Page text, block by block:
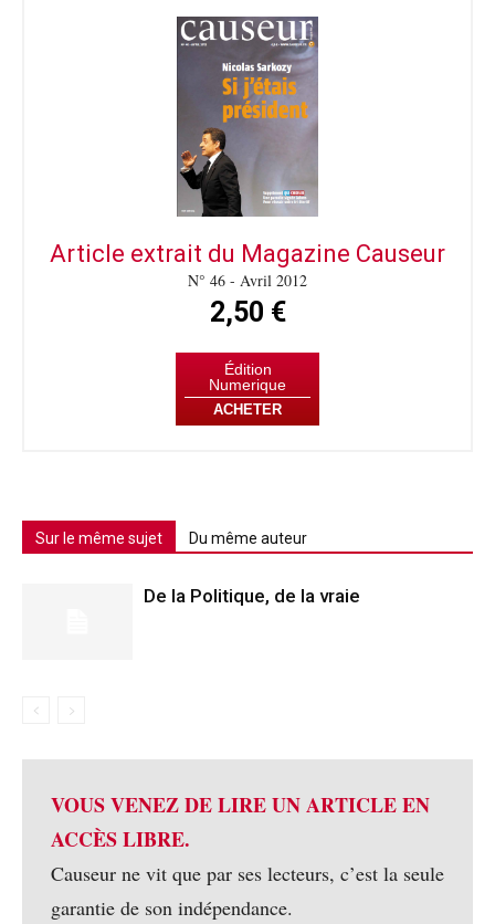
Article extrait du Magazine Causeur
N° 46 - Avril 2012
2,50 €
Édition
Numerique
ACHETER
Sur le même sujet Du même auteur
De la Politique, de la vraie
VOUS VENEZ DE LIRE UN ARTICLE EN
ACCÈS LIBRE.
Causeur ne vit que par ses lecteurs, c’est la seule
garantie de son indépendance.